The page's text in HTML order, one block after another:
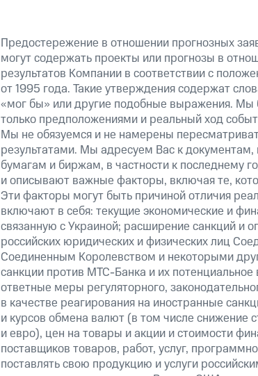
Предостережение в отношении прогнозных
могут содержать проекты или прогнозы в
результатов Компании в соответствии с
от 1995 года. Такие утверждения содержат
«мог бы» или другие подобные выражения. Мы
только предположениями и реальный ход
Мы не обязуемся и не намерены
результатами. Мы адресуем Вас к
бумагам и биржам, в частности к последнему
и описывают важные факторы, включая те,
Эти факторы могут быть причиной отличия
включают в себя: текущие экономические и
связанную с Украиной; расширение санкций и
российских юридических и физических лиц
Соединенным Королевством и некоторыми
санкции против МТС-Банка и их потенциальное
ответные меры регуляторного,
в качестве реагирования на иностранные
и курсов обмена валют (в том числе снижение
и евро), цен на товары и акции и стоимости
поставщиков товаров, работ, услуг,
поставлять свою продукцию и услуги